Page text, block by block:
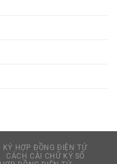
KÝ HỢP ĐỒNG ĐIỆN TỬ
CÁCH CÀI CHỮ KÝ SỐ